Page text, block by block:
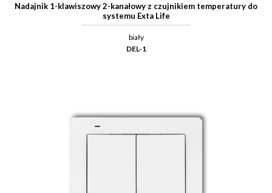
Nadajnik 1-klawiszowy 2-kanałowy z czujnikiem temperatury do
systemu Exta Life
biały
DEL-1